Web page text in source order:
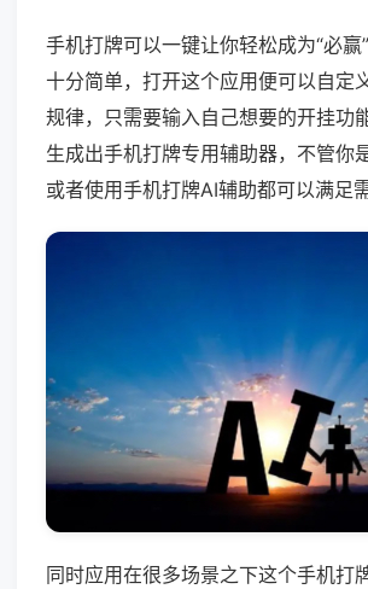
手机打牌可以一键让你轻松成为“必赢
十分简单，打开这个应用便可以自定
规律，只需要输入自己想要的开挂功
生成出手机打牌专用辅助器，不管你
或者使用手机打牌AI辅助都可以满足需
同时应用在很多场景之下这个手机打